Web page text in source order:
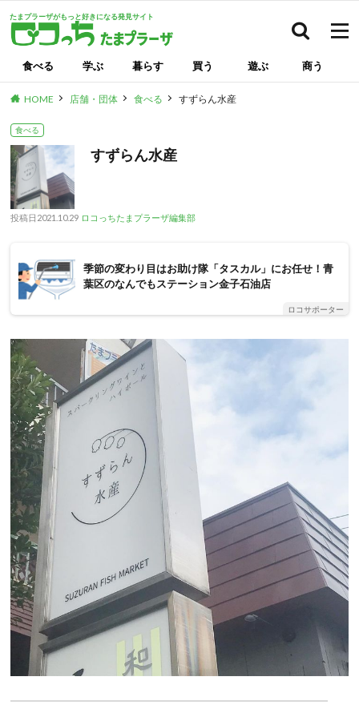
たまプラーザがもっと好きになる発見サイト
食べる 学ぶ 暮らす 買う 遊ぶ 商う
HOME 店舗・団体 食べる すずらん水産
食べる
すずらん水産
投稿日 2021.10.29 ロコっちたまプラーザ編集部
季節の変わり目はお助け隊「タスカル」にお任せ！青
葉区のなんでもステーション金子石油店
ロコサポーター